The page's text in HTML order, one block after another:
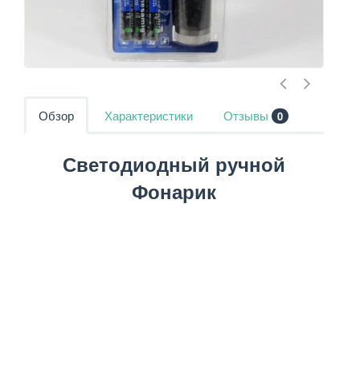
Обзор Характеристики Отзывы 0
Светодиодный ручной
Фонарик